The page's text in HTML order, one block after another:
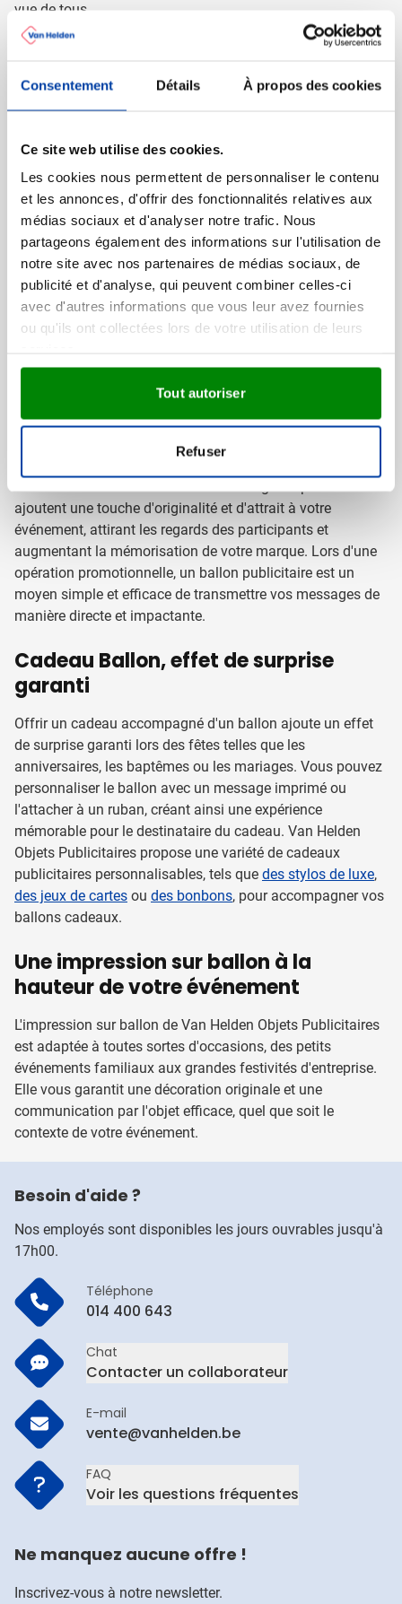
Consentement Détails À propos des cookies
Ce site web utilise des cookies.
Les cookies nous permettent de personnaliser le contenu
et les annonces, d'offrir des fonctionnalités relatives aux
médias sociaux et d'analyser notre trafic. Nous
partageons également des informations sur l'utilisation de
notre site avec nos partenaires de médias sociaux, de
publicité et d'analyse, qui peuvent combiner celles-ci
avec d'autres informations que vous leur avez fournies
ou qu'ils ont collectées lors de votre utilisation de leurs
Tout autoriser
Refuser
vue de tous.
Choisir des moments opportuns pour
utiliser des ballons personnalisés
entreprises. Pour les mariages, les anniversaires et autres
fêtes familiales, les ballons avec photo ou prénom ajoutent
une touche de surprise et de convivialité à vos décorations.
Pour les entreprises, les ballons personnalisés avec le logo,
un slogan ou d'autres messages publicitaires sont parfaits
pour attirer l'attention lors d'opérations promotionnelles ou
d'événements d'entreprise.
votre marque avec le ballon
Donnez à votre événement d'entreprise une visibilité accrue
ajoutent une touche d'originalité et d'attrait à votre
événement, attirant les regards des participants et
augmentant la mémorisation de votre marque. Lors d'une
opération promotionnelle, un ballon publicitaire est un
moyen simple et efficace de transmettre vos messages de
manière directe et impactante.
Cadeau Ballon, effet de surprise
garanti
Offrir un cadeau accompagné d'un ballon ajoute un effet
de surprise garanti lors des fêtes telles que les
anniversaires, les baptêmes ou les mariages. Vous pouvez
personnaliser le ballon avec un message imprimé ou
l'attacher à un ruban, créant ainsi une expérience
mémorable pour le destinataire du cadeau. Van Helden
Objets Publicitaires propose une variété de cadeaux
publicitaires personnalisables, tels que des stylos de luxe,
des jeux de cartes ou des bonbons, pour accompagner vos
ballons cadeaux.
Une impression sur ballon à la
hauteur de votre événement
L'impression sur ballon de Van Helden Objets Publicitaires
est adaptée à toutes sortes d'occasions, des petits
événements familiaux aux grandes festivités d'entreprise.
Elle vous garantit une décoration originale et une
communication par l'objet efficace, quel que soit le
contexte de votre événement.
Besoin d'aide ?
Nos employés sont disponibles les jours ouvrables jusqu'à
17h00.
Téléphone
014 400 643
Chat
Contacter un collaborateur
E-mail
vente@vanhelden.be
FAQ
Voir les questions fréquentes
Ne manquez aucune offre !
Inscrivez-vous à notre newsletter.